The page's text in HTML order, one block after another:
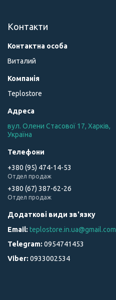
Контакти
Виталий
Teplostore
вул. Олени Стасової 17, Харків,
Україна
+380 (95) 474-14-53
Отдел продаж
+380 (67) 387-62-26
Отдел продаж
teplostore.in.ua@gmail.com
0954741453
0933002534